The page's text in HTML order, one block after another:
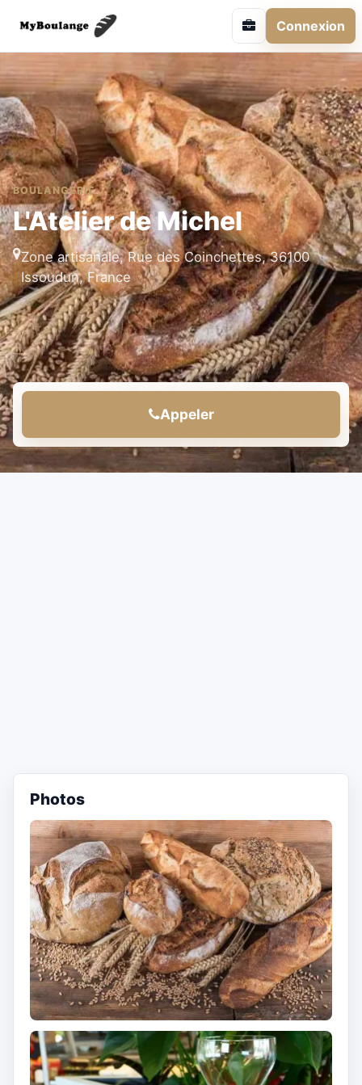
Connexion
BOULANGERIE
L'Atelier de Michel
Zone artisanale, Rue des Coinchettes, 36100
Issoudun, France
Appeler
Photos